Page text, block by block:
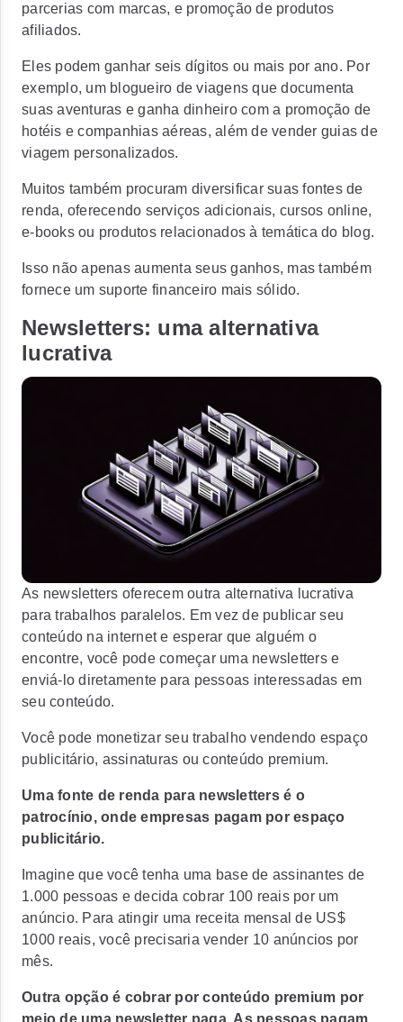
parcerias com marcas, e promoção de produtos
afiliados.
Eles podem ganhar seis dígitos ou mais por ano. Por
exemplo, um blogueiro de viagens que documenta
suas aventuras e ganha dinheiro com a promoção de
hotéis e companhias aéreas, além de vender guias de
viagem personalizados.
Muitos também procuram diversificar suas fontes de
renda, oferecendo serviços adicionais, cursos online,
e-books ou produtos relacionados à temática do blog.
Isso não apenas aumenta seus ganhos, mas também
fornece um suporte financeiro mais sólido.
Newsletters: uma alternativa
lucrativa
As newsletters oferecem outra alternativa lucrativa
para trabalhos paralelos. Em vez de publicar seu
conteúdo na internet e esperar que alguém o
encontre, você pode começar uma newsletters e
enviá-lo diretamente para pessoas interessadas em
seu conteúdo.
Você pode monetizar seu trabalho vendendo espaço
publicitário, assinaturas ou conteúdo premium.
Uma fonte de renda para newsletters é o
patrocínio, onde empresas pagam por espaço
publicitário.
Imagine que você tenha uma base de assinantes de
1.000 pessoas e decida cobrar 100 reais por um
anúncio. Para atingir uma receita mensal de US$
1000 reais, você precisaria vender 10 anúncios por
mês.
Outra opção é cobrar por conteúdo premium por
meio de uma newsletter paga. As pessoas pagam